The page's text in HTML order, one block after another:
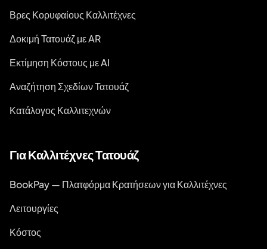
Βρες Κορυφαίους Καλλιτέχνες
Δοκιμή Τατουάζ με AR
Εκτίμηση Κόστους με AI
Αναζήτηση Σχεδίων Τατουάζ
Κατάλογος Καλλιτεχνών
Για Καλλιτέχνες Τατουάζ
BookPay — Πλατφόρμα Κρατήσεων για Καλλιτέχνες
Λειτουργίες
Κόστος